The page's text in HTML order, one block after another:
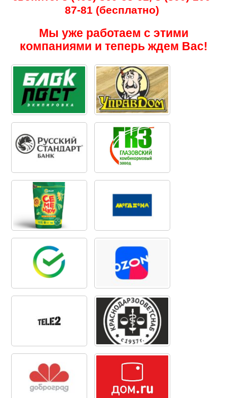
87-81 (бесплатно)
Мы уже работаем с этими
компаниями и теперь ждем Вас!